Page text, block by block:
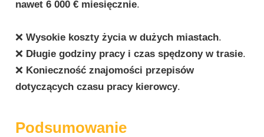
nawet 6 000 € miesięcznie.
❌Wysokie koszty życia w dużych miastach.
❌ Długie godziny pracy i czas spędzony w trasie.
❌ Konieczność znajomości przepisów
dotyczących czasu pracy kierowcy.
Podsumowanie